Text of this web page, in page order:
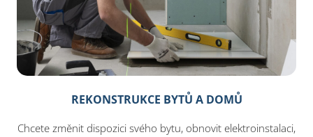
REKONSTRUKCE BYTŮ A DOMŮ
Chcete změnit dispozici svého bytu, obnovit elektroinstalaci,